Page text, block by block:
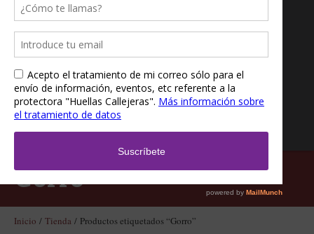
Gorro
Inicio / Tienda / Productos etiquetados “Gorro”